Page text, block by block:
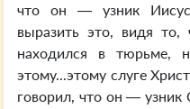
что он — узник
выразить это, видя
находился в тюрьме,
этому...этому слуге
говорил, что он — узник